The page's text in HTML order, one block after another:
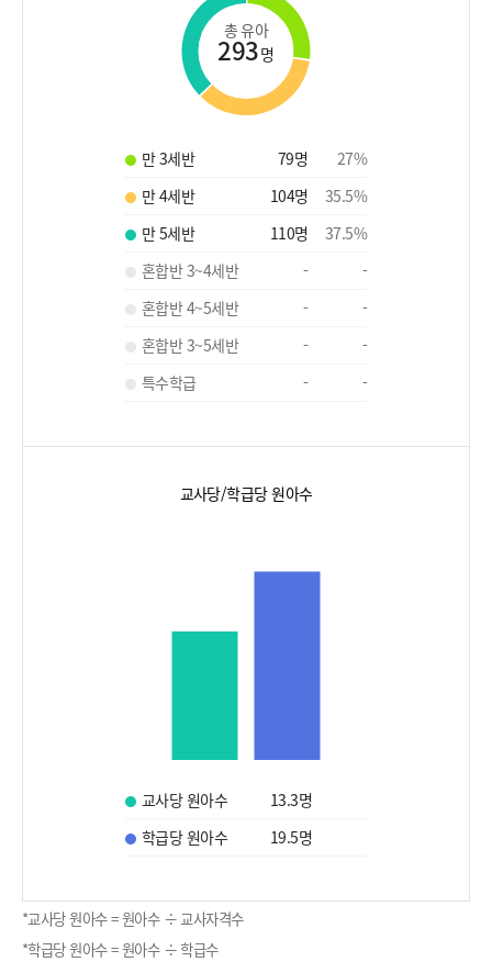
총 유아
293명
만 3세반 79명 27%
만 4세반
104명 35.5%
만 5세반
110명 37.5%
혼합반 3~4세반
-
-
혼합반 4~5세반
-
-
혼합반 3~5세반
-
-
특수학급
- -
교사당/학급당 원아수
교사당 원아수 13.3명
학급당 원아수
19.5명
*교사당 원아수 = 원아수 ÷ 교사자격수
*학급당 원아수 = 원아수 ÷ 학급수